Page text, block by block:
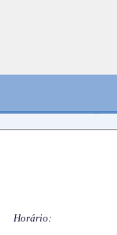
Horário: